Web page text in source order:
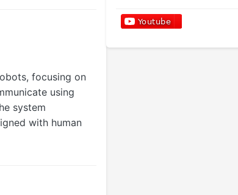
focusing on
using
system
with human